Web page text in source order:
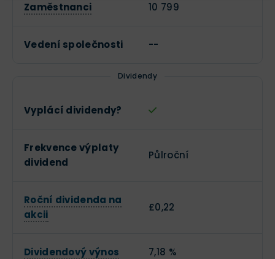
Zaměstnanci 10 799
Vedení společnosti --
Dividendy
Vyplácí dividendy?
Frekvence výplaty
dividend
Půlroční
Roční dividenda na
akcii
£0,22
Dividendový výnos 7,18 %